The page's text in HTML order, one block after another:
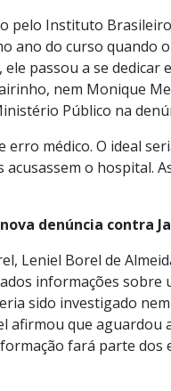
pelo Instituto
ano do curso quando
passou a se dedicar
nem Monique
Público na
erro médico. O ideal
acusassem o hospital.
denúncia contra
Leniel Borel de
informações sobre
sido investigado
afirmou que
fará parte dos